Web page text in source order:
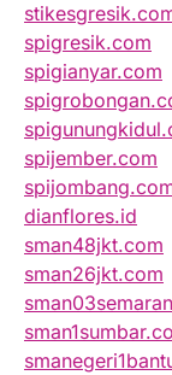
spigresik.com
spigianyar.com
spijember.com
dianflores.id
sman48jkt.com
sman26jkt.com